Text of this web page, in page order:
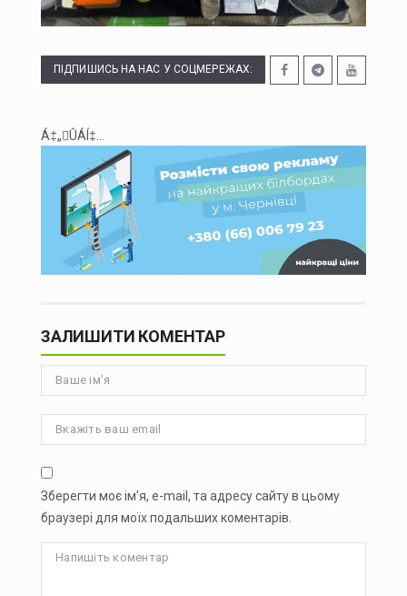
У Чернівцях через аварію на Південно-Кільцевій майже на добу відключать воду у низці будинків
ПІДПИШИСЬ НА НАС У СОЦМЕРЕЖАХ:
Á‡„ÛÁÍ‡...
ЗАЛИШИТИ КОМЕНТАР
Зберегти моє ім'я, e-mail, та адресу сайту в цьому
браузері для моїх подальших коментарів.